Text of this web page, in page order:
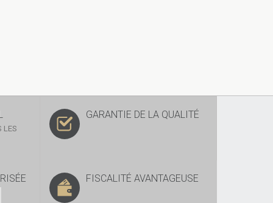
LES
GARANTIE DE LA QUALITÉ
FISCALITÉ AVANTAGEUSE